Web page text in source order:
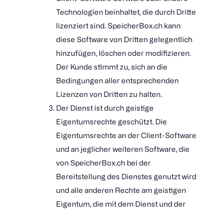
Technologien beinhaltet, die durch Dritte
lizenziert sind. SpeicherBox.ch kann
diese Software von Dritten gelegentlich
hinzufügen, löschen oder modifizieren.
Der Kunde stimmt zu, sich an die
Bedingungen aller entsprechenden
Lizenzen von Dritten zu halten.
Der Dienst ist durch geistige
Eigentumsrechte geschützt. Die
Eigentumsrechte an der Client-Software
und an jeglicher weiteren Software, die
von SpeicherBox.ch bei der
Bereitstellung des Dienstes genutzt wird
und alle anderen Rechte am geistigen
Eigentum, die mit dem Dienst und der